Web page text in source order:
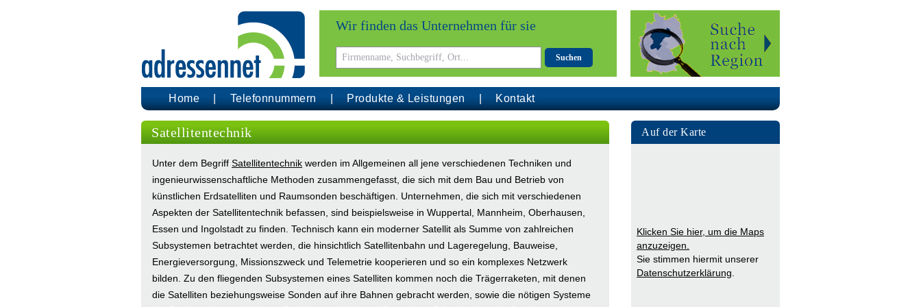
Wir finden das Unternehmen für sie
Suchen
Home Telefonnummern Produkte & Leistungen Kontakt
Satellitentechnik
Unter dem Begriff Satellitentechnik werden im Allgemeinen all jene verschiedenen Techniken und
ingenieurwissenschaftliche Methoden zusammengefasst, die sich mit dem Bau und Betrieb von
künstlichen Erdsatelliten und Raumsonden beschäftigen. Unternehmen, die sich mit verschiedenen
Aspekten der Satellitentechnik befassen, sind beispielsweise in Wuppertal, Mannheim, Oberhausen,
Essen und Ingolstadt zu finden. Technisch kann ein moderner Satellit als Summe von zahlreichen
Subsystemen betrachtet werden, die hinsichtlich Satellitenbahn und Lageregelung, Bauweise,
Energieversorgung, Missionszweck und Telemetrie kooperieren und so ein komplexes Netzwerk
bilden. Zu den fliegenden Subsystemen eines Satelliten kommen noch die Trägerraketen, mit denen
die Satelliten beziehungsweise Sonden auf ihre Bahnen gebracht werden, sowie die nötigen Systeme
Auf der Karte
Klicken Sie hier, um die Maps
anzuzeigen.
Sie stimmen hiermit unserer
Datenschutzerklärung